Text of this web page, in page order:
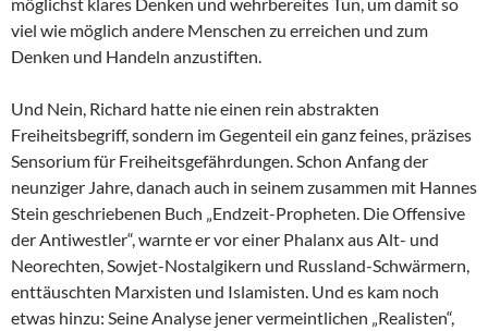
viel wie möglich andere Menschen zu erreichen und zum
Denken und Handeln anzustiften.
Und Nein, Richard hatte nie einen rein abstrakten
Freiheitsbegriff, sondern im Gegenteil ein ganz feines, präzises
Sensorium für Freiheitsgefährdungen. Schon Anfang der
neunziger Jahre, danach auch in seinem zusammen mit Hannes
Stein geschriebenen Buch „Endzeit-Propheten. Die Offensive
der Antiwestler“, warnte er vor einer Phalanx aus Alt- und
Neorechten, Sowjet-Nostalgikern und Russland-Schwärmern,
enttäuschten Marxisten und Islamisten. Und es kam noch
etwas hinzu: Seine Analyse jener vermeintlichen „Realisten“,